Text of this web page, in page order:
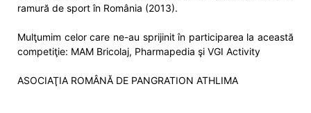
ramură de sport în România (2013).
Mulţumim celor care ne-au sprijinit în participarea la această
competiţie: MAM Bricolaj, Pharmapedia şi VGI Activity
ASOCIAŢIA ROMÂNĂ DE PANGRATION ATHLIMA